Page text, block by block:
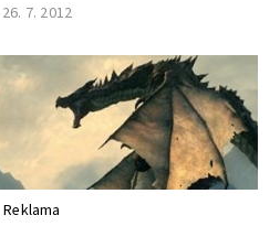
26. 7. 2012
Reklama